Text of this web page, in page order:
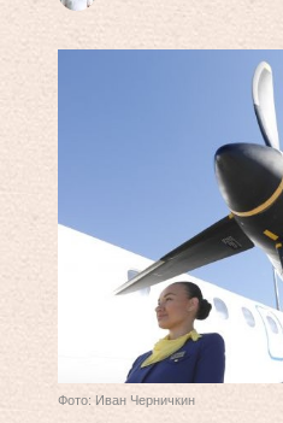
Фото: Иван Черничкин